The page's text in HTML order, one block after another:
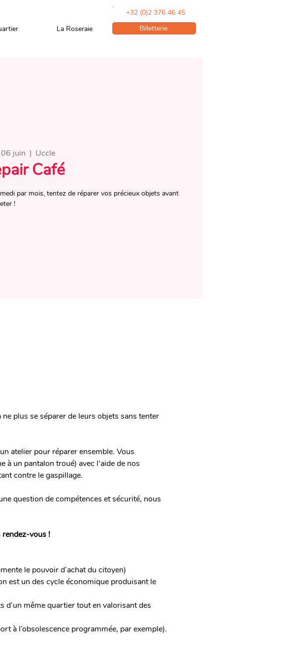
+32 (0)2 376 46 45
La Roseraie Billetterie
juin
  |
Uccle
Café
par mois, tentez de réparer vos précieux objets avant
!
plus se séparer de leurs objets sans tenter
atelier pour réparer ensemble. Vous
à un pantalon troué) avec l'aide de nos
contre le gaspillage.
question de compétences et sécurité, nous
rendez-vous !
le pouvoir d’achat du citoyen)
est un des cycle économique produisant le
d’un même quartier tout en valorisant des
à l’obsolescence programmée, par exemple).